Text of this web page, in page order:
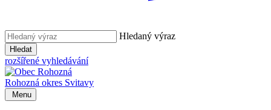
Hledaný výraz
Hledat
rozšířené vyhledávání
Rohozná okres Svitavy
Menu